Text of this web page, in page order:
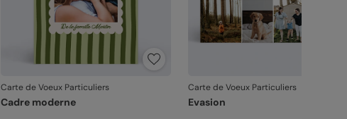
Carte de Voeux Particuliers
Cadre moderne
Carte de Voeux Particuliers
Evasion